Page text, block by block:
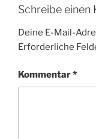
Schreibe einen
Deine E-Mail-
Erforderliche
Kommentar*